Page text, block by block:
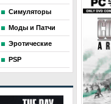
Симуляторы
Моды и Патчи
Эротические
PSP